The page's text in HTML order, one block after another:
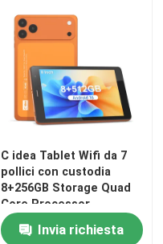
C idea Tablet Wifi da 7
pollici con custodia
8+256GB Storage Quad
Core Processor
600x1024 IPS
Touchscreen CM517 air
Invia richiesta